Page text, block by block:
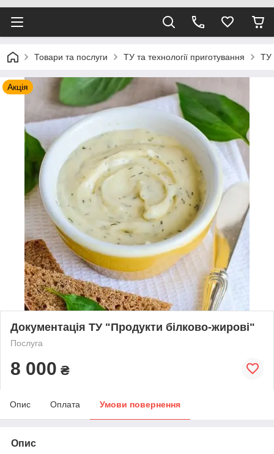
Товари та послуги ТУ та технології приготування ТУ
Акція
Документація ТУ "Продукти білково-жирові"
Послуга
8 000 ₴
Опис Оплата Умови повернення
Опис